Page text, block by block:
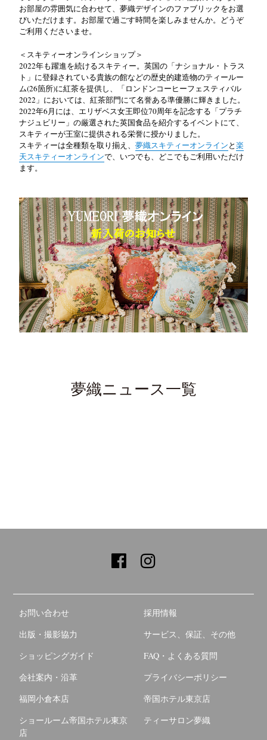
お部屋の雰囲気に合わせて、夢織デザインのファブリックをお選
びいただけます。お部屋で過ごす時間を楽しみませんか。どうぞ
ご利用くださいませ。
＜スキティーオンラインショップ＞
2022年も躍進を続けるスキティー。英国の「ナショナル・トラス
ト」に登録されている貴族の館などの歴史的建造物のティールー
ム(26箇所)に紅茶を提供し、「ロンドンコーヒーフェスティバル
2022 」においては、紅茶部門にて名誉ある準優勝に輝きました。
2022年6月には、エリザベス女王即位70周年を記念する「プラチ
ナジュビリー」の厳選された英国食品を紹介するイベントにて、
スキティーが王室に提供される栄誉に授かりました。
スキティーは全種類を取り揃え、夢織スキティーオンラインと楽
天スキティーオンラインで、いつでも、どこでもご利用いただけ
ます。
夢織ニュース一覧
お問い合わせ
採用情報
出版・撮影協力
サービス、保証、その他
ショッピングガイド
FAQ・よくある質問
会社案内・沿革
プライバシーポリシー
福岡小倉本店
帝国ホテル東京店
ショールーム帝国ホテル東京
店
ティーサロン夢織